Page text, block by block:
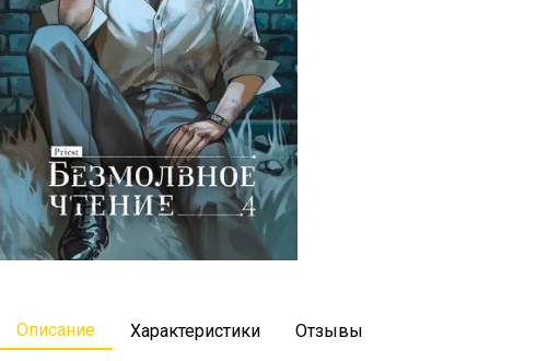
Описание
Характеристики Отзывы